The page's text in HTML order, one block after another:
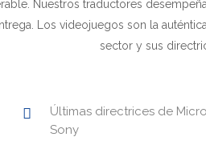
Nuestros traductores
Los videojuegos son la
sector y sus
Últimas directrices de
Sony